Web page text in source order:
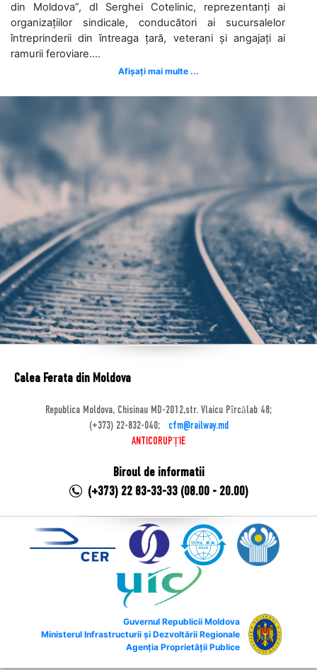
din Moldova”, dl Serghei Cotelinic, reprezentanți ai
organizațiilor sindicale, conducători ai sucursalelor
întreprinderii din întreaga țară, veterani și angajați ai
ramurii feroviare....
Afișați mai multe ...
Calea Ferata din Moldova
Republica Moldova, Chisinau MD-2012,str. Vlaicu Pîrcălab 48;
(+373) 22-832-040;
cfm@railway.md
ANTICORUPȚIE
Biroul de informatii
(+373) 22 83-33-33 (08.00 - 20.00)
Guvernul Republicii Moldova
Ministerul Infrastructurii și Dezvoltării Regionale
Agenția Proprietății Publice